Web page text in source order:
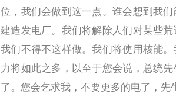
位，我们会做到这一点。谁会想到我
建造发电厂。我们将解除人们对某些
我们不得不这样做。我们将使用核能
力将如此之多，以至于您会说，总统
了。您会乞求我，不要更多的电了，